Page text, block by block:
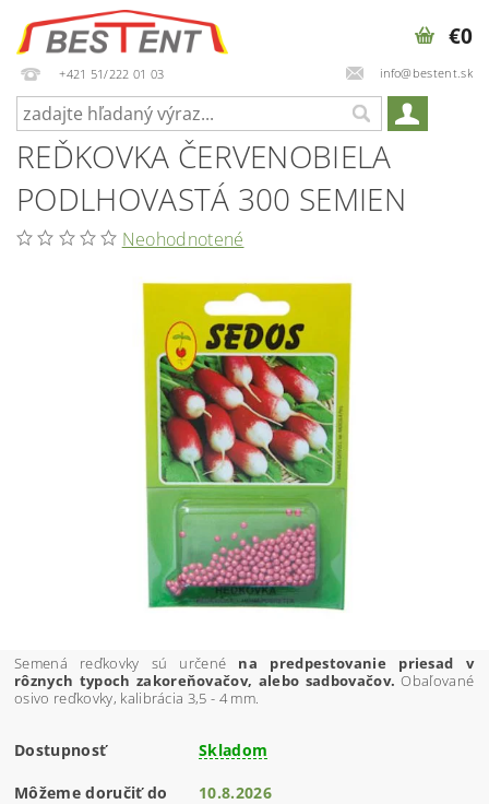
+421 51/222 01 03 info@bestent.sk
€0
REĎKOVKA ČERVENOBIELA
PODLHOVASTÁ 300 SEMIEN
Neohodnotené
Semená reďkovky sú určené na predpestovanie priesad v
rôznych typoch zakoreňovačov, alebo sadbovačov.Obaľované
osivo reďkovky, kalibrácia 3,5 - 4 mm.
Dostupnosť Skladom
Môžeme doručiť do 10.8.2026